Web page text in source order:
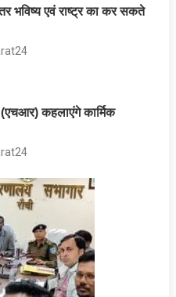
भविष्य एवं राष्ट्र का कर सकते
कहलाएंगे कार्मिक